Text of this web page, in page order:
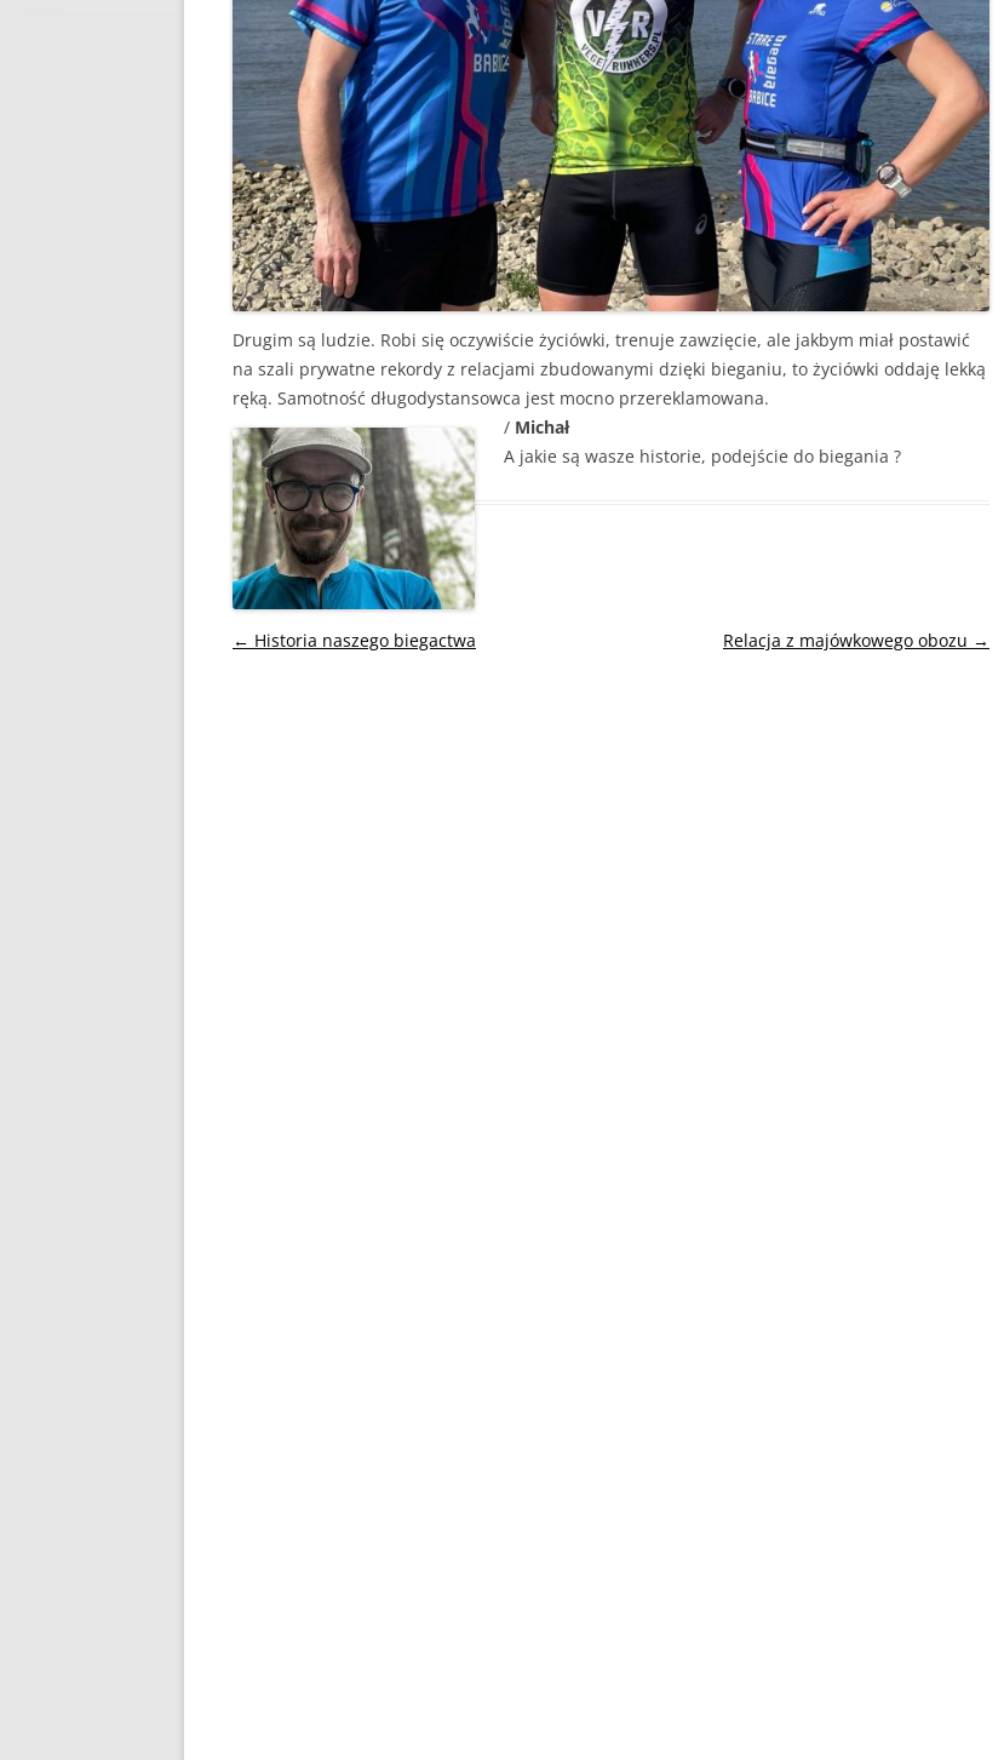
Drugim są ludzie. Robi się oczywiście życiówki, trenuje zawzięcie, ale jakbym miał postawić
na szali prywatne rekordy z relacjami zbudowanymi dzięki bieganiu, to życiówki oddaję lekką
ręką. Samotność długodystansowca jest mocno przereklamowana.
/ Michał
A jakie są wasze historie, podejście do biegania ?
Nawigacja
← Historia naszego biegactwa Relacja z majówkowego obozu →